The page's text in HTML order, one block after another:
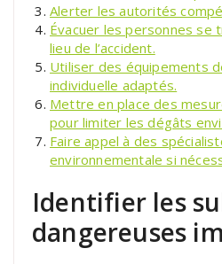
Alerter les autorités
Évacuer les personnes se
lieu de l’accident.
Utiliser des équipements
individuelle adaptés.
Mettre en place des
pour limiter les dégâts
Faire appel à des
environnementale si
Identifier les
dangereuses